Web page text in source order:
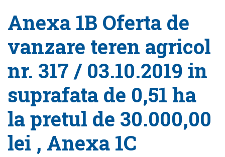
Anexa 1B Oferta de
vanzare teren agricol
nr. 317 / 03.10.2019 in
suprafata de 0,51 ha
la pretul de 30.000,00
lei , Anexa 1C